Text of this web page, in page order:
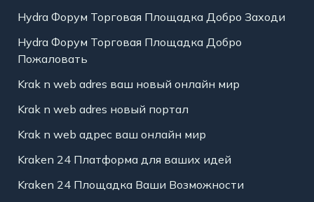
Hydra Форум Торговая Площадка Добро Заходи
Hydra Форум Торговая Площадка Добро
Пожаловать
Krak n web adres ваш новый онлайн мир
Krak n web adres новый портал
Krak n web адрес ваш онлайн мир
Kraken 24 Платформа для ваших идей
Kraken 24 Площадка Ваши Возможности